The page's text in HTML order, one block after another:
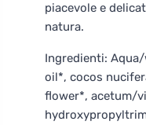
piacevole e
natura.
Ingredienti:
oil*, cocos
flower*, acetum/